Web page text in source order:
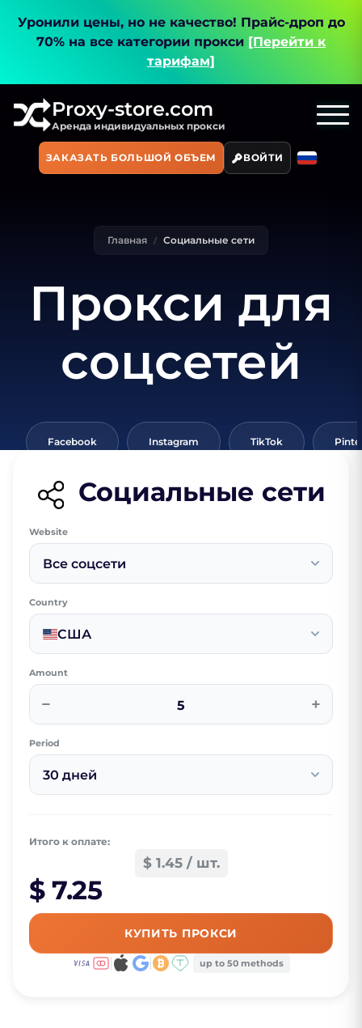
Уронили цены, но не качество! Прайс-дроп до
70% на все категории прокси [Перейти к
тарифам]
Proxy-store.com
Аренда индивидуальных прокси
ЗАКАЗАТЬ БОЛЬШОЙ ОБЪЕМ ВОЙТИ
Главная Социальные сети
Прокси для
соцсетей
Facebook Instagram TikTok
Социальные сети
Website
Все соцсети
Country
США
Amount
− +
Period
30 дней
Итого к оплате:
$ 1.45 / шт.
$ 7.25
КУПИТЬ ПРОКСИ
up to 50 methods